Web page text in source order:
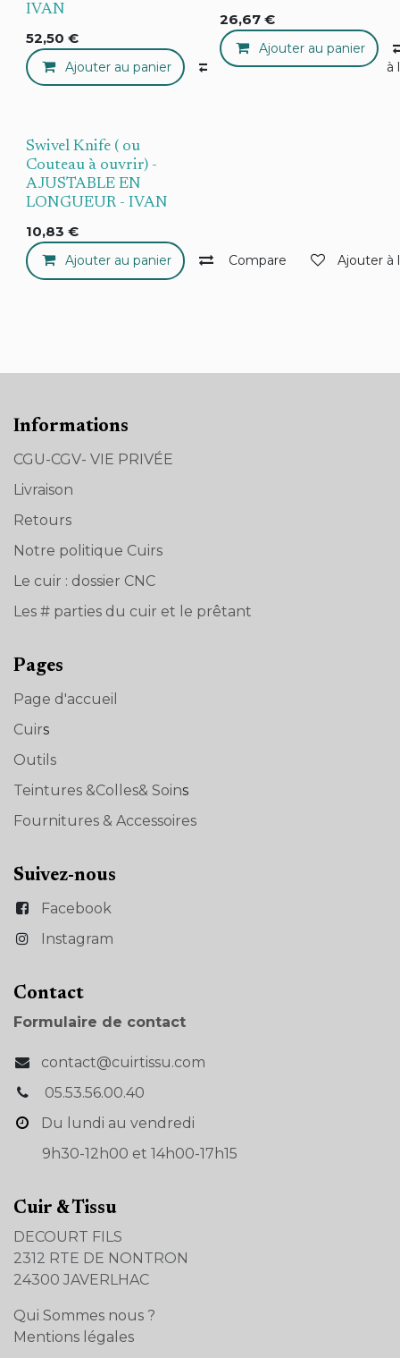
IVAN
52,50 €
Ajouter au panier Compare Ajouter à
26,67€
Ajouter au panier
Swivel Knife ( ou
Couteau à ouvrir) -
AJUSTABLE EN
LONGUEUR - IVAN
10,83 €
Ajouter au panier Compare Ajouter à
Informations
CGU-CGV- VIE PRIVÉE
Livraison
Retours
Notre politique Cuirs
Le cuir : dossier CNC
Les # parties du cuir et le prêtant
Pages
Page d'accueil
Cuirs
Outils
Teintures &Colles& Soins
Fournitures & Accessoires
Suivez-nous
Facebook
Instagram
Con​tact
Formulaire de contact
contact@cuirtissu.com
05.53.56.00.40
Du lundi au vendredi
9h30-12h00 et 14h00-17h15
Cuir & Tissu
DECOURT FILS
2312 RTE DE NONTRON
24300 JAVERLHAC
Qui Sommes nous ?
Mentions légales